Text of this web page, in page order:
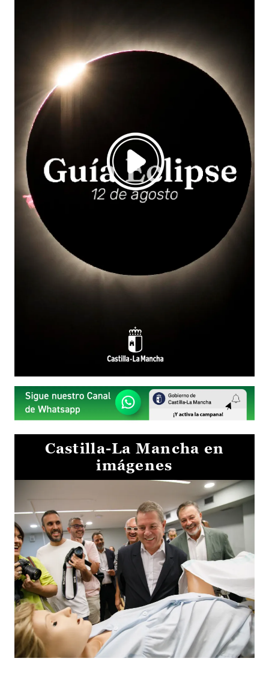
Castilla-La Mancha en
imágenes